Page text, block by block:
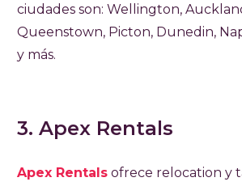
ciudades son: Wellington,
Queenstown, Picton, Dunedin,
y más.
3. Apex Rentals
Apex Rentals ofrece relocation y